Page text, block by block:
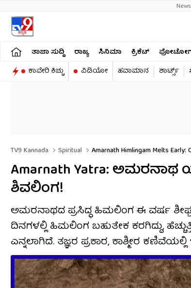
ತಾಜಾ ಸುದ್ದಿ ರಾಜ್ಯ ಸಿನಿಮಾ ಕ್ರಿಕೆಟ್​
ಕಾವೇರಿ ಕಿಚ್ಚು
ವಿಡಿಯೋ ಹವಾಮಾನ ಶಾರ್ಟ್ಸ್​
TV9 Kannada Spiritual Amarnath Himlingam Melts Early:
Amarnath Yatra: ಅಮರನಾಥ
ಶಿವಲಿಂಗ!
ಅಮರನಾಥದ ಪ್ರಸಿದ್ಧ ಹಿಮಲಿಂಗ ಈ ವರ್ಷ
ದಿನಗಳಲ್ಲಿ ಹಿಮಲಿಂಗ ಬಹುತೇಕ ಕರಗಿದ್ದು,
ಎನ್ನಲಾಗಿದೆ. ತಜ್ಞರ ಪ್ರಕಾರ, ಕಾಶ್ಮೀರ